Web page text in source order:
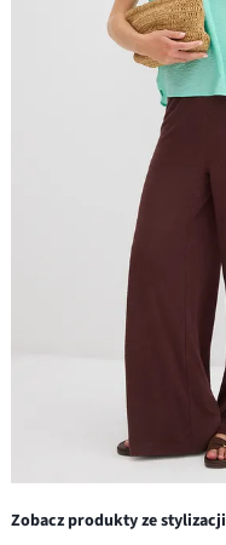
Zobacz produkty ze stylizacji